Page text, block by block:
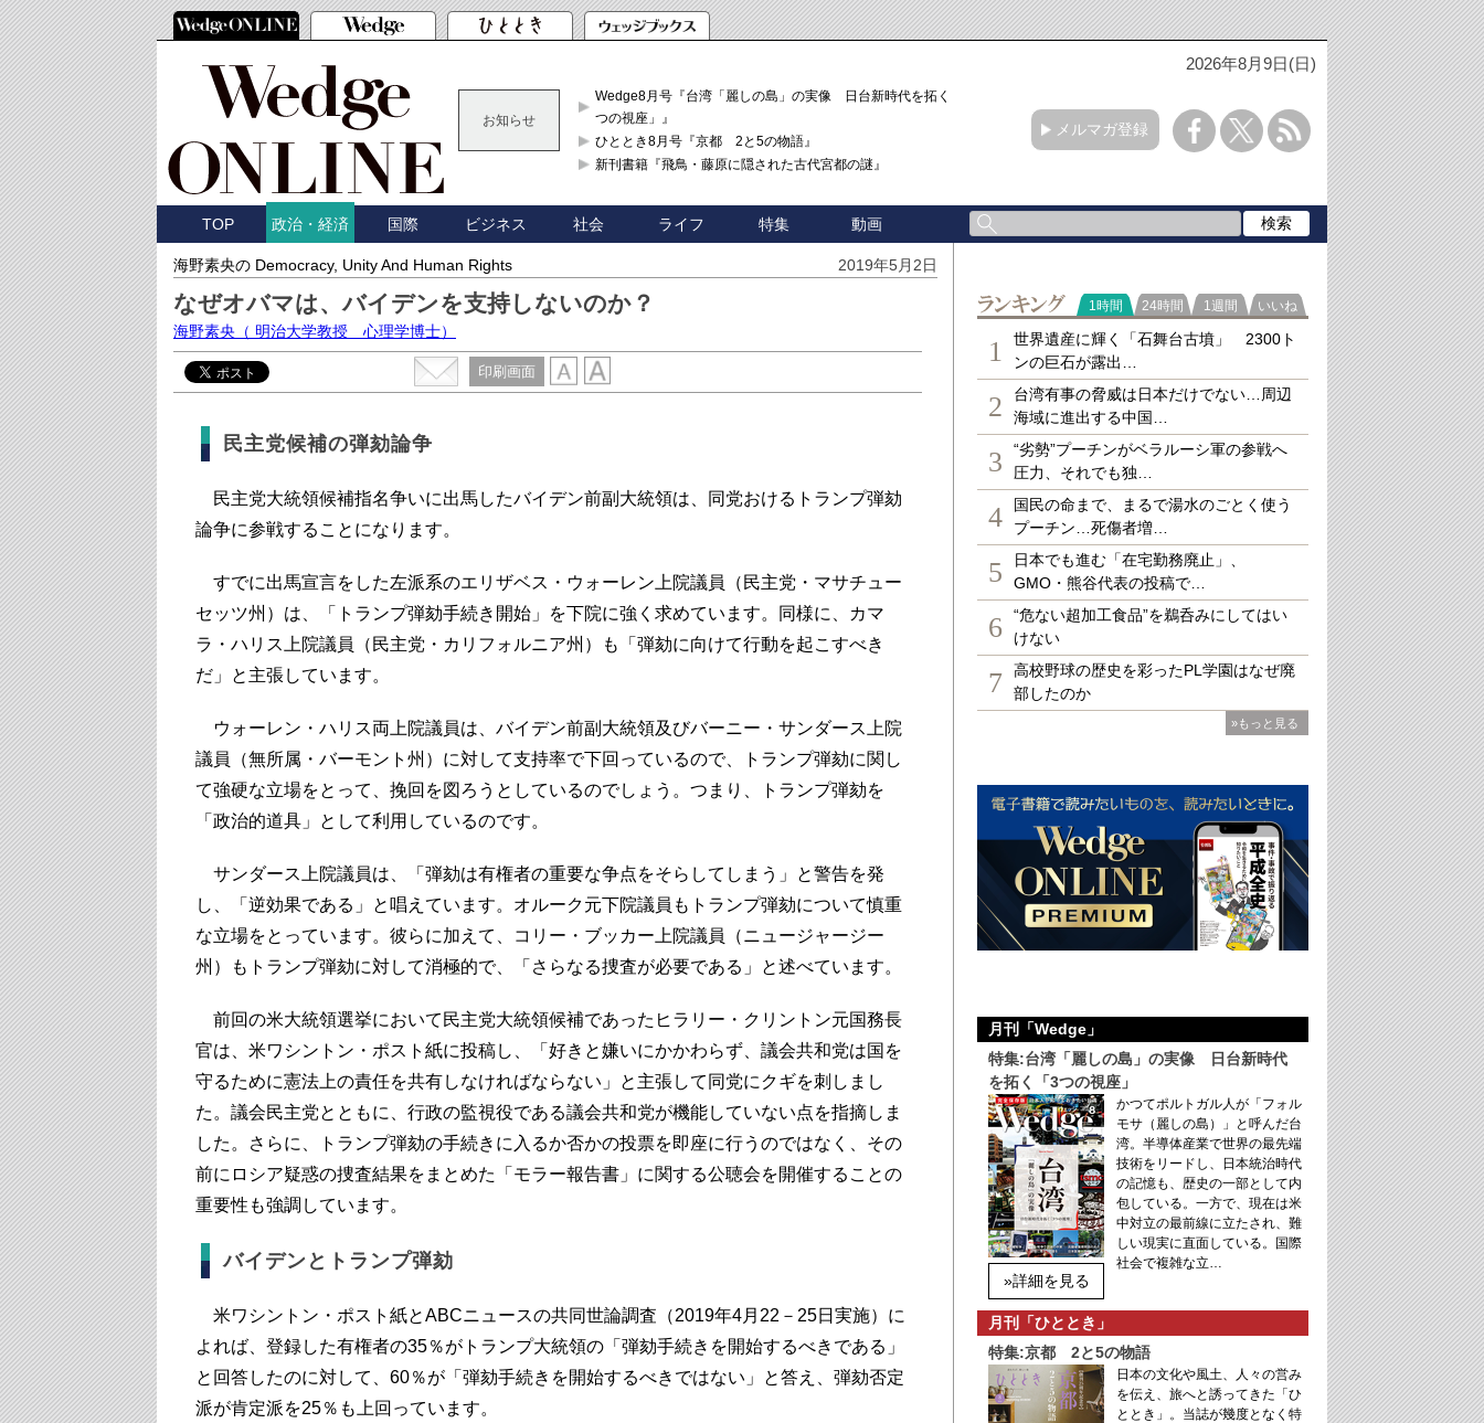
2026年8月9日(日)
お知らせ
Wedge8月号『台湾「麗しの島」の実像 日台新時代を拓く「3
つの視座」』
ひととき8月号『京都 2と5の物語』
新刊書籍『飛鳥・藤原に隠された古代宮都の謎』
メルマガ登録
TOP 政治・経済 国際 ビジネス 社会 ライフ 特集 動画
海野素央の Democracy, Unity And Human Rights 2019年5月2日
なぜオバマは、バイデンを支持しないのか？
海野素央 （ 明治大学教授 心理学博士）
印刷画面
民主党候補の弾劾論争
民主党大統領候補指名争いに出馬したバイデン前副大統領は、同党おけるトランプ弾劾
論争に参戦することになります。
すでに出馬宣言をした左派系のエリザベス・ウォーレン上院議員（民主党・マサチュー
セッツ州）は、「トランプ弾劾手続き開始」を下院に強く求めています。同様に、カマ
ラ・ハリス上院議員（民主党・カリフォルニア州）も「弾劾に向けて行動を起こすべき
だ」と主張しています。
ウォーレン・ハリス両上院議員は、バイデン前副大統領及びバーニー・サンダース上院
議員（無所属・バーモント州）に対して支持率で下回っているので、トランプ弾劾に関し
て強硬な立場をとって、挽回を図ろうとしているのでしょう。つまり、トランプ弾劾を
「政治的道具」として利用しているのです。
サンダース上院議員は、「弾劾は有権者の重要な争点をそらしてしまう」と警告を発
し、「逆効果である」と唱えています。オルーク元下院議員もトランプ弾劾について慎重
な立場をとっています。彼らに加えて、コリー・ブッカー上院議員（ニュージャージー
州）もトランプ弾劾に対して消極的で、「さらなる捜査が必要である」と述べています。
前回の米大統領選挙において民主党大統領候補であったヒラリー・クリントン元国務長
官は、米ワシントン・ポスト紙に投稿し、「好きと嫌いにかかわらず、議会共和党は国を
守るために憲法上の責任を共有しなければならない」と主張して同党にクギを刺しまし
た。議会民主党とともに、行政の監視役である議会共和党が機能していない点を指摘しま
した。さらに、トランプ弾劾の手続きに入るか否かの投票を即座に行うのではなく、その
前にロシア疑惑の捜査結果をまとめた「モラー報告書」に関する公聴会を開催することの
重要性も強調しています。
バイデンとトランプ弾劾
米ワシントン・ポスト紙とABCニュースの共同世論調査（2019年4月22－25日実施）に
よれば、登録した有権者の35％がトランプ大統領の「弾劾手続きを開始するべきである」
と回答したのに対して、60％が「弾劾手続きを開始するべきではない」と答え、弾劾否定
派が肯定派を25％も上回っています。
ランキング
1時間 24時間 1週間 いいね
1
世界遺産に輝く「石舞台古墳」 2300ト
ンの巨石が露出…
2
台湾有事の脅威は日本だけでない…周辺
海域に進出する中国…
3
“劣勢”プーチンがベラルーシ軍の参戦へ
圧力、それでも独…
4
国民の命まで、まるで湯水のごとく使う
プーチン…死傷者増…
5
日本でも進む「在宅勤務廃止」、
GMO・熊谷代表の投稿で…
6
“危ない超加工食品”を鵜呑みにしてはい
けない
7
高校野球の歴史を彩ったPL学園はなぜ廃
部したのか
»もっと見る
月刊「Wedge」
特集:台湾「麗しの島」の実像 日台新時代
を拓く「3つの視座」
»詳細を見る
かつてポルトガル人が「フォル
モサ（麗しの島）」と呼んだ台
湾。半導体産業で世界の最先端
技術をリードし、日本統治時代
の記憶も、歴史の一部として内
包している。一方で、現在は米
中対立の最前線に立たされ、難
しい現実に直面している。国際
社会で複雑な立…
月刊「ひととき」
特集:京都 2と5の物語
日本の文化や風土、人々の営み
を伝え、旅へと誘ってきた「ひ
ととき」。当誌が幾度となく特